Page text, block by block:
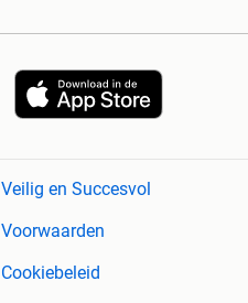
Veilig en Succesvol
Voorwaarden
Cookiebeleid